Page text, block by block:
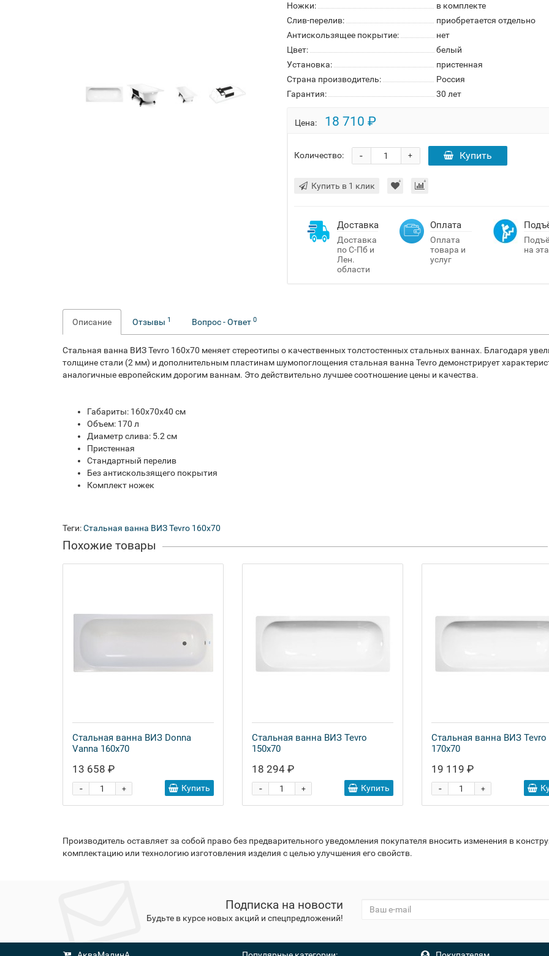
Ножки:
в комплекте
Слив-перелив:
приобретается отдельно
Антискользящее покрытие:
нет
Цвет:
белый
Установка:
пристенная
Страна производитель:
Россия
Гарантия:
30 лет
Цена: 18 710 ₽
Количество: +
- Купить
Купить в 1 клик
Доставка
Доставка
по С-Пб и
Лен.
области
Оплата
Оплата
товара и
услуг
на
Описание Отзывы 1 Вопрос - Ответ 0
Стальная ванна ВИЗ Tevro 160x70 меняет стереотипы о качественных толстостенных стальных ваннах. Благодаря
толщине стали (2 мм) и дополнительным пластинам шумопоглощения стальная ванна Tevro демонстрирует
аналогичные европейским дорогим ваннам. Это действительно лучшее соотношение цены и качества.
Габариты: 160x70x40 см
Объем: 170 л
Диаметр слива: 5.2 см
Пристенная
Стандартный перелив
Без антискользящего покрытия
Комплект ножек
Теги:Стальная ванна ВИЗ Tevro 160x70
Похожие товары
Стальная ванна ВИЗ Donna
Vanna 160x70
13 658 ₽
+
- Купить
Стальная ванна ВИЗ Tevro
150x70
18 294 ₽
+
- Купить
Стальная ванна ВИЗ Tevro
170x70
19 119 ₽
+
-
Производитель оставляет за собой право без предварительного уведомления покупателя вносить изменения в
комплектацию или технологию изготовления изделия с целью улучшения его свойств.
Подписка на новости
Будьте в курсе новых акций и спецпредложений!